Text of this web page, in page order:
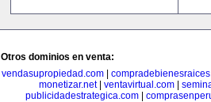
Otros dominios en venta:
vendasupropiedad.com
monetizar.net| ventavirtual.com
publicidadestrategica.com